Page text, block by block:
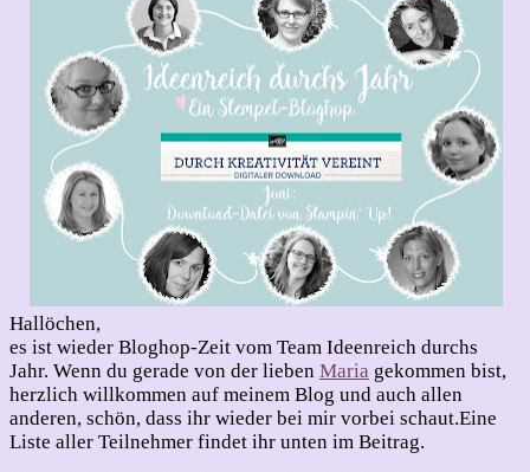
Kreativität
vereint
Hallöchen,
es ist wieder Bloghop-Zeit vom Team Ideenreich durchs
Jahr. Wenn du gerade von der lieben Maria gekommen bist,
herzlich willkommen auf meinem Blog und auch allen
anderen, schön, dass ihr wieder bei mir vorbei schaut.Eine
Liste aller Teilnehmer findet ihr unten im Beitrag.